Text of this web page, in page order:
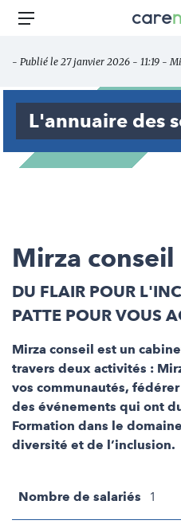
Aller
principal
des
acteurs
Menu
- Publié le 27 janvier 2026 - 11:19 -
L'annuaire des
Mirza conseil
DU FLAIR POUR
PATTE POUR VOUS
Mirza conseil est un
travers deux activités :
vos communautés,
des événements qui ont
Formation dans le
diversité et de l’inclusion.
Nombre de salariés 1